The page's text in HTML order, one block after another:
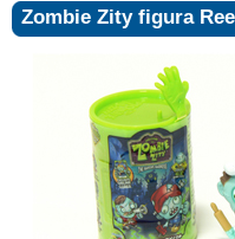
Zombie Zity figura